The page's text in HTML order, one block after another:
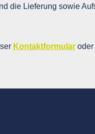
die Lieferung sowie
Kontaktformularoder